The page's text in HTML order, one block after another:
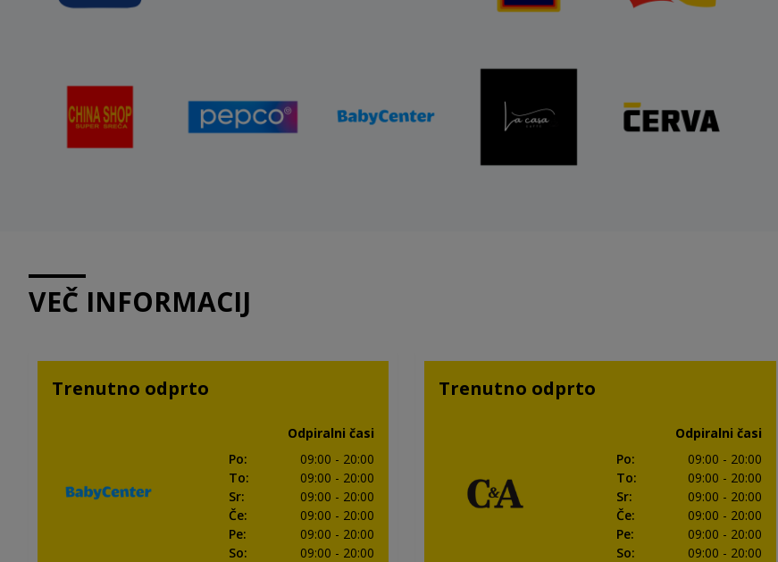
VEČ INFORMACIJ
Trenutno odprto
Odpiralni časi
Po: 09:00 - 20:00
To: 09:00 - 20:00
Sr: 09:00 - 20:00
Če: 09:00 - 20:00
Pe: 09:00 - 20:00
So: 09:00 - 20:00
Trenutno odprto
Odpiralni časi
Po: 09:00 - 20:00
To: 09:00 - 20:00
Sr: 09:00 - 20:00
Če: 09:00 - 20:00
Pe: 09:00 - 20:00
So: 09:00 - 20:00